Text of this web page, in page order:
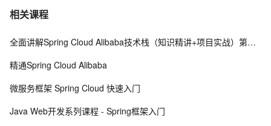
7 spring boot 2以上版本整合mybatis
8 Spring事务传播行为
10spring-boot - demo
相关课程
全面讲解Spring Cloud Alibaba技术栈（知识精讲+项目实战）第二阶段
精通Spring Cloud Alibaba
微服务框架 Spring Cloud 快速入门
Java Web开发系列课程 - Spring框架入门